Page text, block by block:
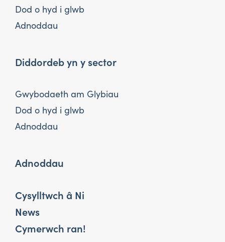
Dod o hyd i glwb
Adnoddau
Diddordeb yn y sector
Gwybodaeth am Glybiau
Dod o hyd i glwb
Adnoddau
Adnoddau
Cysylltwch â Ni
News
Cymerwch ran!